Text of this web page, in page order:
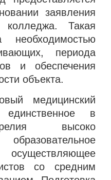
заявления
Такая
необходимостью
периода
и обеспечения
объекта.
медицинский
в
высоко
со средним